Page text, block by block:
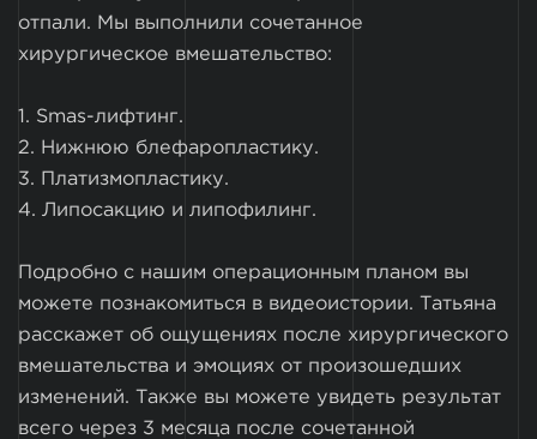
отпали. Мы выполнили сочетанное
хирургическое вмешательство:
1. Smas-лифтинг.
2. Нижнюю блефаропластику.
3. Платизмопластику.
4. Липосакцию и липофилинг.
Подробно с нашим операционным планом вы
можете познакомиться в видеоистории. Татьяна
расскажет об ощущениях после хирургического
вмешательства и эмоциях от произошедших
изменений. Также вы можете увидеть результат
всего через 3 месяца после сочетанной